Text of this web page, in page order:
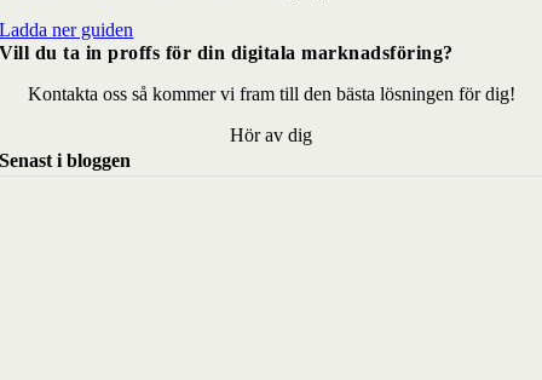
Ladda ner guiden
Vill du ta in proffs för din digitala marknadsföring?
Kontakta oss så kommer vi fram till den bästa lösningen för dig!
Hör av dig
Senast i bloggen